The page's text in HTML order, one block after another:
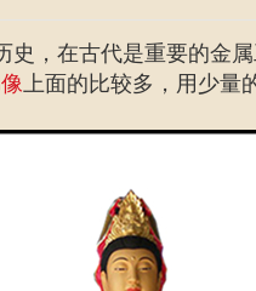
史，在古代是重要的金
上面的比较多，用少量